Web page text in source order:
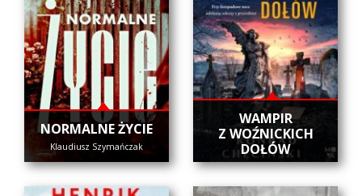
NORMALNE ŻYCIE
Klaudiusz Szymańczak
WAMPIR
Z WOŹNICKICH
DOŁÓW